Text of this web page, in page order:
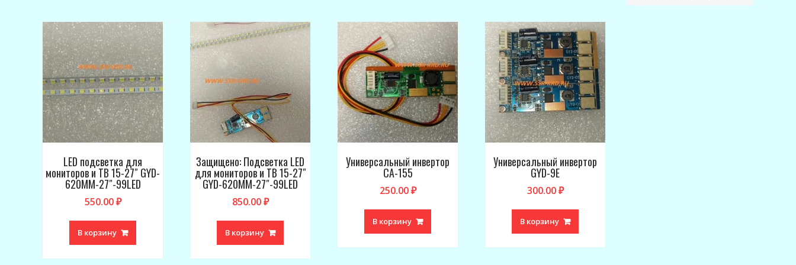
LED подсветка для
мониторов и ТВ 15-27″ GYD-
620MM-27″-99LED
550.00₽
В корзину
Защищено: Подсветка LED
для мониторов и ТВ 15-27″
GYD-620MM-27″-99LED
850.00₽
В корзину
Универсальный инвертор
CA-155
250.00₽
В корзину
Универсальный инвертор
GYD-9E
300.00₽
В корзину